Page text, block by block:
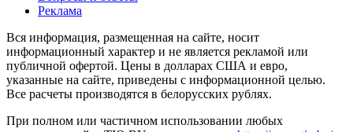
Реклама
Вся информация, размещенная на сайте, носит
информационный характер и не является рекламой или
публичной офертой. Цены в долларах США и евро,
указанные на сайте, приведены с информационной целью.
Все расчеты производятся в белорусских рублях.
При полном или частичном использовании любых